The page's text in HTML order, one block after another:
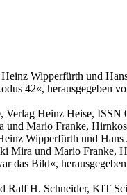
Wipperfürth und
42«, herausgegeben
Verlag Heinz Heise, ISSN
Mario Franke,
Wipperfürth und
Mira und Mario Franke,
das Bild«,
Ralf H. Schneider, KIT